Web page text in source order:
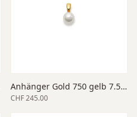
Anhänger Gold 750 gelb 7.5 bis 8
CHF 245.00